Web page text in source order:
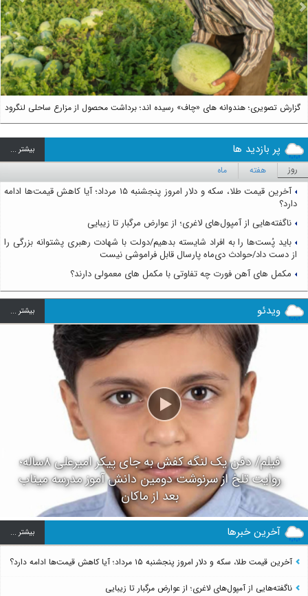
گزارش تصویری؛ هندوانه های «چاف» رسیده اند؛ برداشت محصول از مزارع ساحلی لنگرود
Next
پر بازدید ها بيشتر ...
روز هفته ماه
آخرین قیمت طلا، سکه و دلار امروز پنجشنبه ۱۵ مرداد؛ آیا کاهش قیمت‌ها ادامه
دارد؟
ناگفته‌هایی از آمپول‌های لاغری؛ از عوارض مرگبار تا زیبایی
باید پُست‌ها را به افراد شایسته بدهیم/دولت با شهادت رهبری پشتوانه بزرگی را
از دست داد/حوادث دی‌ماه پارسال قابل فراموشی نیست
مکمل های آهن فورت چه تفاوتی با مکمل های معمولی دارند؟
ویدئو بيشتر ...
فیلم/ دفن یک لنگه کفش به جای پیکر امیرعلی ۸ساله؛
روایت تلخ از سرنوشت دومین دانش آموز مدرسه میناب
بعد از ماکان
آخرین خبرها بيشتر ...
آخرین قیمت طلا، سکه و دلار امروز پنجشنبه ۱۵ مرداد؛ آیا کاهش قیمت‌ها ادامه دارد؟
ناگفته‌هایی از آمپول‌های لاغری؛ از عوارض مرگبار تا زیبایی